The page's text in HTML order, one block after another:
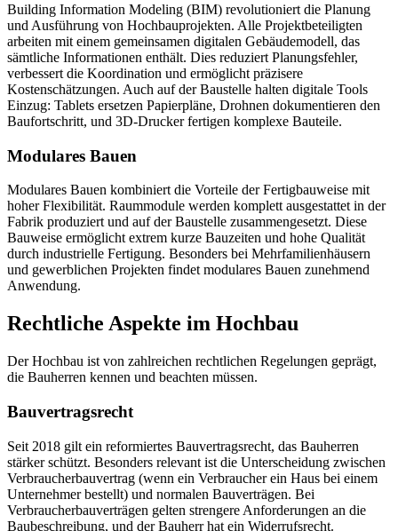
Building Information Modeling (BIM) revolutioniert die Planung
und Ausführung von Hochbauprojekten. Alle Projektbeteiligten
arbeiten mit einem gemeinsamen digitalen Gebäudemodell, das
sämtliche Informationen enthält. Dies reduziert Planungsfehler,
verbessert die Koordination und ermöglicht präzisere
Kostenschätzungen. Auch auf der Baustelle halten digitale Tools
Einzug: Tablets ersetzen Papierpläne, Drohnen dokumentieren den
Baufortschritt, und 3D-Drucker fertigen komplexe Bauteile.
Modulares Bauen
Modulares Bauen kombiniert die Vorteile der Fertigbauweise mit
hoher Flexibilität. Raummodule werden komplett ausgestattet in der
Fabrik produziert und auf der Baustelle zusammengesetzt. Diese
Bauweise ermöglicht extrem kurze Bauzeiten und hohe Qualität
durch industrielle Fertigung. Besonders bei Mehrfamilienhäusern
und gewerblichen Projekten findet modulares Bauen zunehmend
Anwendung.
Rechtliche Aspekte im Hochbau
Der Hochbau ist von zahlreichen rechtlichen Regelungen geprägt,
die Bauherren kennen und beachten müssen.
Bauvertragsrecht
Seit 2018 gilt ein reformiertes Bauvertragsrecht, das Bauherren
stärker schützt. Besonders relevant ist die Unterscheidung zwischen
Verbraucherbauvertrag (wenn ein Verbraucher ein Haus bei einem
Unternehmer bestellt) und normalen Bauverträgen. Bei
Verbraucherbauverträgen gelten strengere Anforderungen an die
Baubeschreibung, und der Bauherr hat ein Widerrufsrecht.